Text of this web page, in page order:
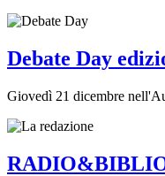
Debate Day
Giovedì 21 dicembre